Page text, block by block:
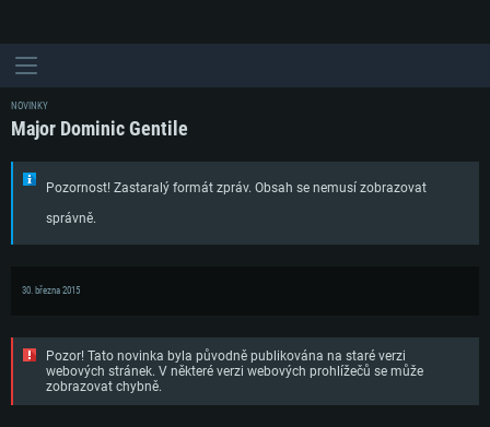
NOVINKY
Major Dominic Gentile
Pozornost! Zastaralý formát zpráv. Obsah se nemusí zobrazovat
správně.
30. března 2015
Pozor! Tato novinka byla původně publikována na staré verzi
webových stránek. V některé verzi webových prohlížečů se může
zobrazovat chybně.